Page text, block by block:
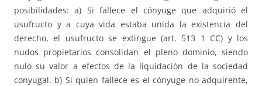
posibilidades: a) Si fallece el cónyuge que adquirió el
usufructo y a cuya vida estaba unida la existencia del
derecho, el usufructo se extingue (art. 513 1 CC) y los
nudos propietarios consolidan el pleno dominio, siendo
nulo su valor a efectos de la liquidación de la sociedad
conyugal. b) Si quien fallece es el cónyuge no adquirente,